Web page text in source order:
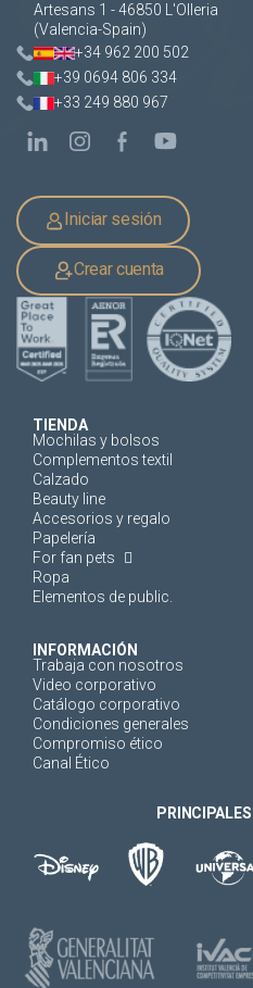
Artesans 1 - 46850 L'Olleria
(Valencia-Spain)
+34 962 200 502
+39 0694 806 334
+33 249 880 967
Iniciar sesión
Crear cuenta
TIENDA
Mochilas y bolsos
Complementos textil
Calzado
Beauty line
Accesorios y regalo
Papelería
For fan pets
Ropa
Elementos de public.
INFORMACIÓN
Trabaja con nosotros
Video corporativo
Catálogo corporativo
Condiciones generales
Compromiso ético
Canal Ético